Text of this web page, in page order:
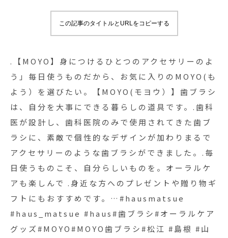
ラシに、素敵で個性的なデザインが加わりまるで
アも楽しんで︎ .身近な方へのプレゼントや贈り物ギ
フトにもおすすめです。…#hausmatsue
#haus_matsue #haus#歯ブラシ#オーラルケアグ
この記事のタイトルとURLをコピーする
.【MOYO】身につけるひとつのアクセサリーのよ
う」毎日使うものだから、お気に入りのMOYO(も
よう）を選びたい。【MOYO(モヨウ）】歯ブラシ
は、自分を大事にできる暮らしの道具です。.歯科
医が設計し、歯科医院のみで使用されてきた歯ブ
ラシに、素敵で個性的なデザインが加わりまるで
アクセサリーのような歯ブラシができました。.毎
日使うものこそ、自分らしいものを。オーラルケ
アも楽しんで︎ .身近な方へのプレゼントや贈り物ギ
フトにもおすすめです。…#hausmatsue
#haus_matsue #haus#歯ブラシ#オーラルケア
グッズ#MOYO#MOYO歯ブラシ#松江 #島根 #山